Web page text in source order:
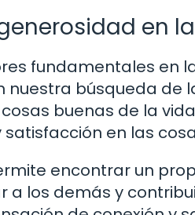
en
fundamentales en
búsqueda de
buenas de la
en las
encontrar un
a los demás y